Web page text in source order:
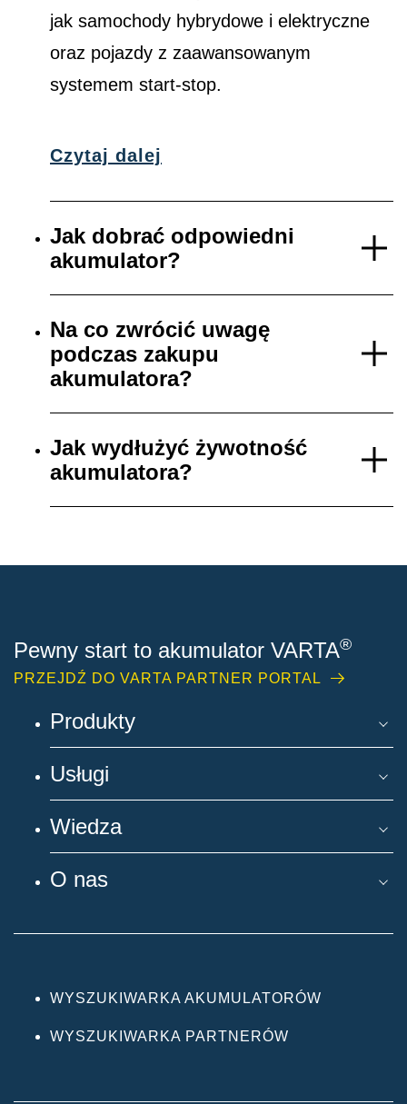
jak samochody hybrydowe i elektryczne
oraz pojazdy z zaawansowanym
systemem start-stop.
Czytaj dalej
Jak dobrać odpowiedni
akumulator?
Na co zwrócić uwagę
podczas zakupu
akumulatora?
Jak wydłużyć żywotność
akumulatora?
Pewny start to akumulator VARTA®
PRZEJDŹ DO VARTA PARTNER PORTAL
Produkty
Usługi
Wiedza
O nas
WYSZUKIWARKA AKUMULATORÓW
WYSZUKIWARKA PARTNERÓW